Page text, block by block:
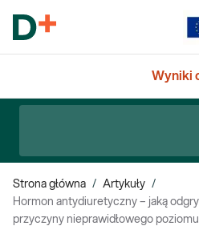
Wyniki
Strona główna / Artykuły /
Hormon antydiuretyczny – jaką
przyczyny nieprawidłowego